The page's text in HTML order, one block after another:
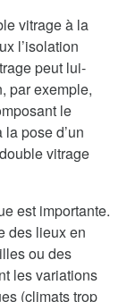
vitrage à la
l’isolation
peut lui-
par exemple,
le
pose d’un
vitrage
est importante.
des lieux en
ou des
les variations
(climats trop